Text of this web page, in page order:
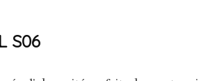
S06